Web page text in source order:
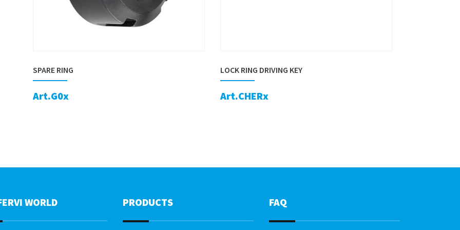
SPARE RING
Art.G0x
LOCK RING DRIVING KEY
Art.CHERx
WORLD PRODUCTS FAQ